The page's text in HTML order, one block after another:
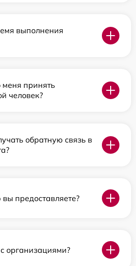
выполнения
принять
человек?
обратную связь в
предоставляете?
организациями?